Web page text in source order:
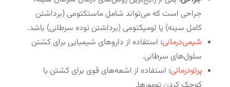
جراحی است که می‌تواند شامل ماستکتومی (برداشتن
کامل سینه) یا لومپکتومی (برداشتن توده سرطانی) باشد.
شیمی‌درمانی: استفاده از داروهای شیمیایی برای کشتن
سلول‌های سرطانی.
پرتودرمانی: استفاده از اشعه‌های قوی برای کشتن یا